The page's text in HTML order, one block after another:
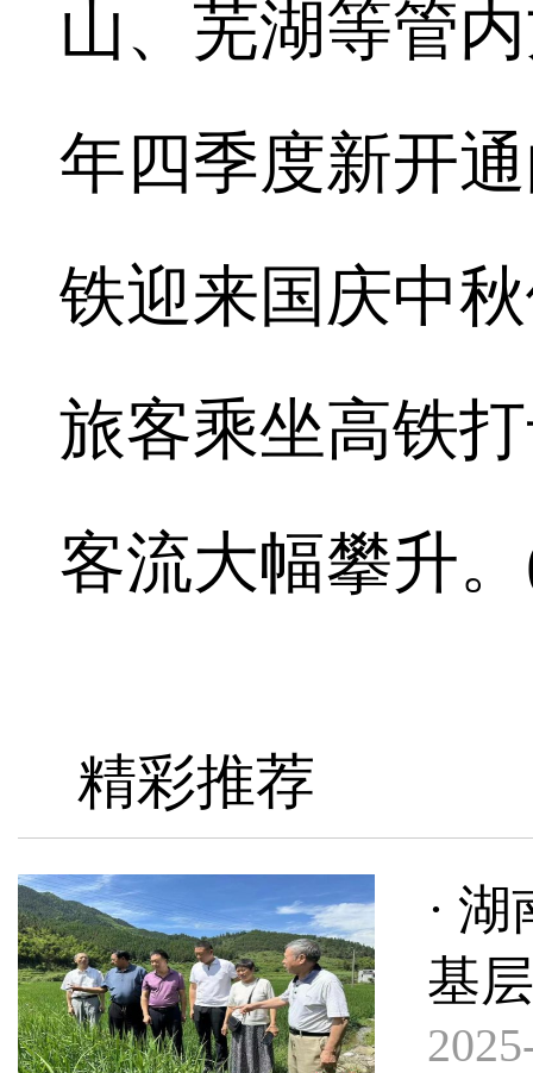
山、芜湖等管
年四季度新开
铁迎来国庆中
旅客乘坐高铁
客流大幅攀升
精彩推荐
·
基